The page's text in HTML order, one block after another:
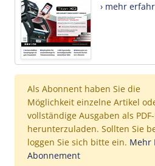
› mehr
Als Abonnent haben Sie die
Möglichkeit einzelne Artikel
vollständige Ausgaben als
herunterzuladen. Sollten Sie
loggen Sie sich bitte ein. Mehr
Abonnement